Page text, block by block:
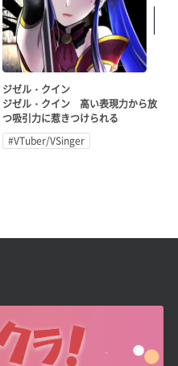
ジゼル・クイン
ジゼル・クイン 高い表現力から放
つ吸引力に惹きつけられる
#VTuber/VSinger